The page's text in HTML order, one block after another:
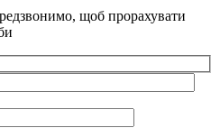
щоб прорахувати